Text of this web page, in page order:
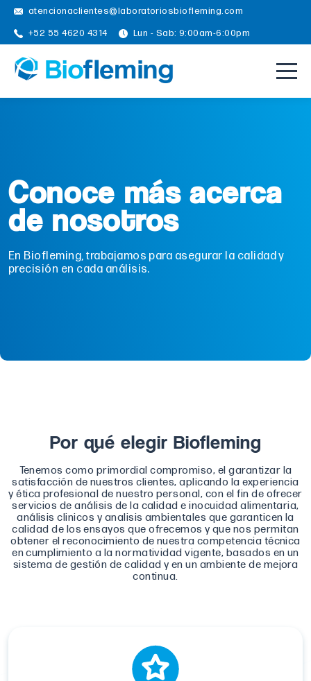
atencionaclientes@laboratoriosbiofleming.com
+52 55 4620 4314
Lun - Sab: 9:00am-6:00pm
Conoce más acerca
de nosotros
En Biofleming, trabajamos para asegurar la calidad y
precisión en cada análisis.
Por qué elegir Biofleming
Tenemos como primordial compromiso, el garantizar la
satisfacción de nuestros clientes, aplicando la experiencia
y ética profesional de nuestro personal, con el fin de ofrecer
servicios de análisis de la calidad e inocuidad alimentaria,
análisis clinicos y analisis ambientales que garanticen la
calidad de los ensayos que ofrecemos y que nos permitan
obtener el reconocimiento de nuestra competencia técnica
en cumplimiento a la normatividad vigente, basados en un
sistema de gestión de calidad y en un ambiente de mejora
continua.